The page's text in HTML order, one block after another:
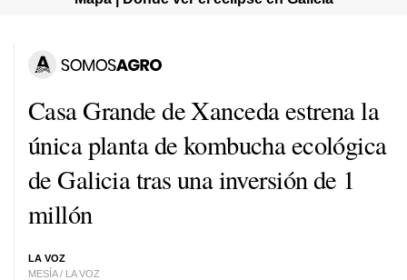
Casa Grande de Xanceda estrena la
única planta de kombucha ecológica
de Galicia tras una inversión de 1
millón
LA VOZ
MESÍA / LA VOZ